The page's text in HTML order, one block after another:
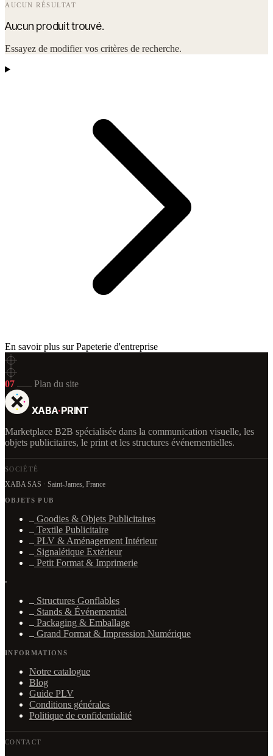
AUCUN RÉSULTAT
Aucun produit trouvé.
Essayez de modifier vos critères de recherche.
En savoir plus sur Papeterie d'entreprise
07 Plan du site
XABA·PRINT
Marketplace B2B spécialisée dans la communication visuelle, les
objets publicitaires, le print et les structures événementielles.
SOCIÉTÉ
XABA SAS · Saint-James, France
OBJETS PUB
Goodies & Objets Publicitaires
Textile Publicitaire
PLV & Aménagement Intérieur
Signalétique Extérieur
Petit Format & Imprimerie
·
Structures Gonflables
Stands & Événementiel
Packaging & Emballage
Grand Format & Impression Numérique
INFORMATIONS
Notre catalogue
Blog
Guide PLV
Conditions générales
Politique de confidentialité
CONTACT